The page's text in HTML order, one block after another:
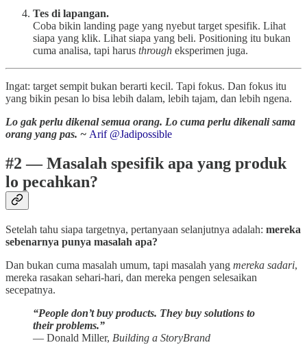
Tes di lapangan.
Coba bikin landing page yang nyebut target spesifik. Lihat
siapa yang klik. Lihat siapa yang beli. Positioning itu bukan
cuma analisa, tapi harus through eksperimen juga.
Ingat: target sempit bukan berarti kecil. Tapi fokus. Dan fokus itu
yang bikin pesan lo bisa lebih dalam, lebih tajam, dan lebih ngena.
Lo gak perlu dikenal semua orang. Lo cuma perlu dikenali sama
orang yang pas. ~ Arif @Jadipossible
#2 — Masalah spesifik apa yang produk
lo pecahkan?
Setelah tahu siapa targetnya, pertanyaan selanjutnya adalah: mereka
sebenarnya punya masalah apa?
Dan bukan cuma masalah umum, tapi masalah yang mereka sadari,
mereka rasakan sehari-hari, dan mereka pengen selesaikan
secepatnya.
“People don’t buy products. They buy solutions to
their problems.”
— Donald Miller, Building a StoryBrand